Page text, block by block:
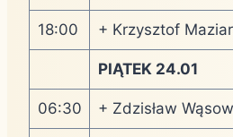
18:00 + Krzysztof
PIĄTEK 24.01
06:30 + Zdzisław